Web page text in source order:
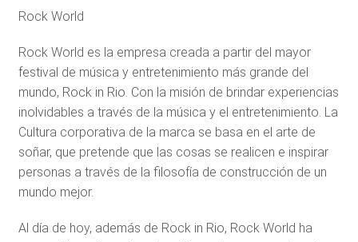
Rock World
Rock World es la empresa creada a partir del mayor
festival de música y entretenimiento más grande del
mundo, Rock in Rio. Con la misión de brindar experiencias
inolvidables a través de la música y el entretenimiento. La
Cultura corporativa de la marca se basa en el arte de
soñar, que pretende que las cosas se realicen e inspirar
personas a través de la filosofía de construcción de un
mundo mejor.
Al día de hoy, además de Rock in Rio, Rock World ha